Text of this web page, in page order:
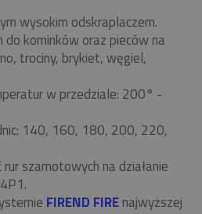
wysokim odskraplaczem.
do kominków oraz pieców na
trociny, brykiet, węgiel,
w przedziale: 200° -
140, 160, 180, 200, 220,
szamotowych na działanie
FIREND FIREnajwyższej